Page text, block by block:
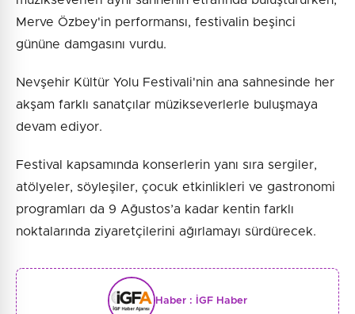
Merve Özbey'in performansı, festivalin beşinci
gününe damgasını vurdu.
Nevşehir Kültür Yolu Festivali'nin ana sahnesinde her
akşam farklı sanatçılar müzikseverlerle buluşmaya
devam ediyor.
Festival kapsamında konserlerin yanı sıra sergiler,
atölyeler, söyleşiler, çocuk etkinlikleri ve gastronomi
programları da 9 Ağustos’a kadar kentin farklı
noktalarında ziyaretçilerini ağırlamayı sürdürecek.
Haber : İGF Haber